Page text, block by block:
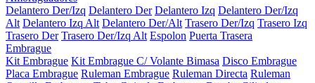
Delantero Der/Izq Delantero Der Delantero Izq Delantero Der/Izq
Alt Delantero Izq Alt Delantero Der/Alt Trasero Der/Izq Trasero Izq
Trasero Der Trasero Der/Izq Alt Espolon Puerta Trasera
Embrague
Kit Embrague Kit Embrague C/ Volante Bimasa Disco Embrague
Placa Embrague Ruleman Embrague Ruleman Directa Ruleman